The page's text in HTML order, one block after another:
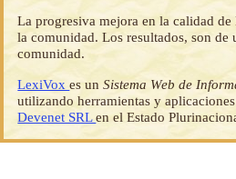
La progresiva mejora en la calidad
la comunidad. Los resultados, son de
comunidad.
LexiVoxes unSistema Web de
utilizando herramientas y
Devenet SRLen el Estado